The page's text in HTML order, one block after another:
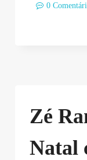
0
Zé
Natal